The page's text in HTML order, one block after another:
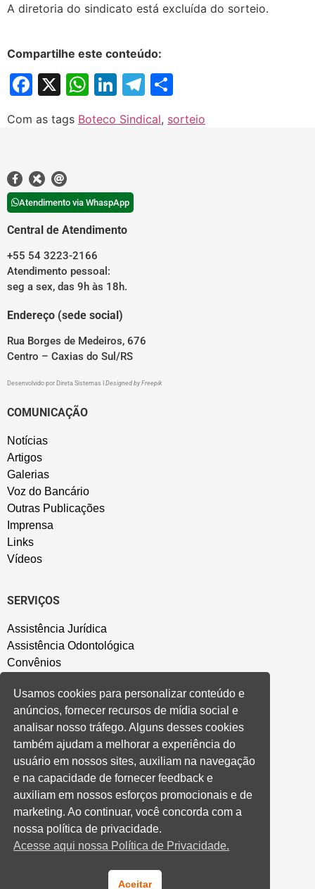
A diretoria do sindicato está excluída do sorteio.
Compartilhe este conteúdo:
Facebook
X WhatsApp
LinkedIn
Telegram
Com as tags Boteco Sindical, sorteio
Atendimento via WhaspApp
Central de Atendimento
+55 54 3223-2166
Atendimento pessoal:
seg a sex, das 9h às 18h.
Endereço (sede social)
Rua Borges de Medeiros, 676
Centro – Caxias do Sul/RS
Desenvolvido por Direta Sistemas Designed by Freepik
COMUNICAÇÃO
Notícias
Artigos
Galerias
Voz do Bancário
Outras Publicações
Imprensa
Links
Vídeos
SERVIÇOS
Assistência Jurídica
Assistência Odontológica
Convênios
Salão de Festa
Política de Privacidade
CONVENÇÃO COLETIVA E ACORDOS
Convenções Coletivas
Banco do Brasil
Caixa Econômica Federal
Banrisul
Privados
Cooperativas e Financeiras
Usamos cookies para personalizar conteúdo e
anúncios, fornecer recursos de mídia social e
analisar nosso tráfego. Alguns desses cookies
também ajudam a melhorar a experiência do
usuário em nossos sites, auxiliam na navegação
e na capacidade de fornecer feedback e
auxiliam em nossos esforços promocionais e de
marketing. Ao continuar, você concorda com a
nossa política de privacidade.
Acesse aqui nossa Política de Privacidade.
Aceitar